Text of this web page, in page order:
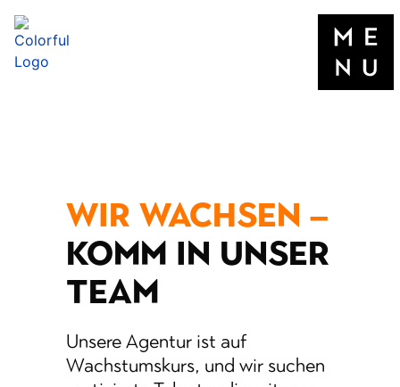
WIR WACHSEN –
KOMM IN UNSER
TEAM
Unsere Agentur ist auf
Wachstumskurs, und wir suchen